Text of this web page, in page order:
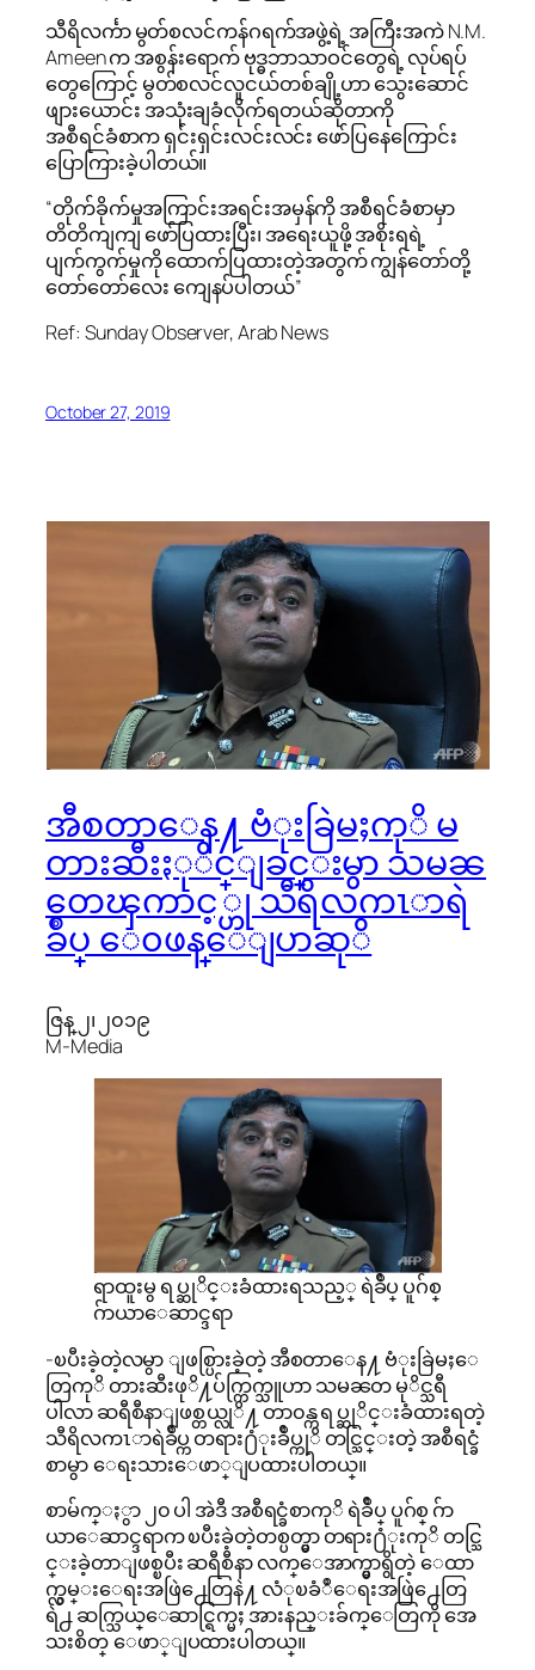
သီရိလင်္ကာ မွတ်စလင်ကန်ဂရက်အဖွဲ့ရဲ့ အကြီးအကဲ N.M.
Ameen က အစွန်းရောက် ဗုဒ္ဓဘာသာဝင်တွေရဲ့ လုပ်ရပ်
တွေကြောင့် မွတ်စလင်လူငယ်တစ်ချို့ဟာ သွေးဆောင်
ဖျားယောင်း အသုံးချခံလိုက်ရတယ်ဆိုတာကို
အစီရင်ခံစာက ရှင်းရှင်းလင်းလင်း ဖော်ပြနေကြောင်း
ပြောကြားခဲ့ပါတယ်။
“တိုက်ခိုက်မှုအကြာင်းအရင်းအမှန်ကို အစီရင်ခံစာမှာ
တိတိကျကျ ဖော်ပြထားပြီး၊ အရေးယူဖို့ အစိုးရရဲ့
ပျက်ကွက်မှုကို ထောက်ပြထားတဲ့အတွက် ကျွန်တော်တို့
တော်တော်လေး ကျေနပ်ပါတယ်”
Ref: Sunday Observer, Arab News
October 27, 2019
အီစတာေန႔ ဗံုးခြဲမႈကုိ မ
တားဆီးႏုိင္ျခင္းမွာ သမၼ
တေၾကာင့္ဟု သီရိလကၤာရဲ
ခ်ဳပ္ ေ၀ဖန္ေျပာဆုိ
ဇြန္ ၂၊ ၂၀၁၉
M-Media
ရာထူးမွ ရပ္ဆုိင္းခံထားရသည့္ ရဲခ်ဳပ္ ပူဂ်စ္
ဂ်ာယာေဆာင္ဒရာ
-ၿပီးခဲ့တဲ့လမွာ ျဖစ္ပြားခဲ့တဲ့ အီစတာေန႔ ဗံုးခြဲမႈေ
တြကုိ တားဆီးဖုိ႔ပ်က္ကြက္သူဟာ သမၼတ မုိင္သရီ
ပါလာ ဆရီစီနာျဖစ္တယ္လုိ႔ တာ၀န္က ရပ္ဆုိင္းခံထားရတဲ့
သီရိလကၤာရဲခ်ဳပ္က တရား႐ံုးခ်ဳပ္ကုိ တင္သြင္းတဲ့ အစီရင္ခံ
စာမွာ ေရးသားေဖာ္ျပထားပါတယ္။
စာမ်က္ႏွာ ၂၀ ပါ အဲဒီ အစီရင္ခံစာကုိ ရဲခ်ဳပ္ ပူဂ်စ္ ဂ်ာ
ယာေဆာင္ဒရာက ၿပီးခဲ့တဲ့တစ္ပတ္မွာ တရား႐ံုးကုိ တင္သြ
င္းခဲ့တာျဖစ္ၿပီး ဆရီစီနာ လက္ေအာက္မွာရွိတဲ့ ေထာ
က္လွမ္းေရးအဖြဲ႕ေတြနဲ႔ လံုၿခံဳေရးအဖြဲ႕ေတြ
ရဲ႕ ဆက္သြယ္ေဆာင္ရြက္မႈ အားနည္းခ်က္ေတြကို အေ
သးစိတ္ ေဖာ္ျပထားပါတယ္။